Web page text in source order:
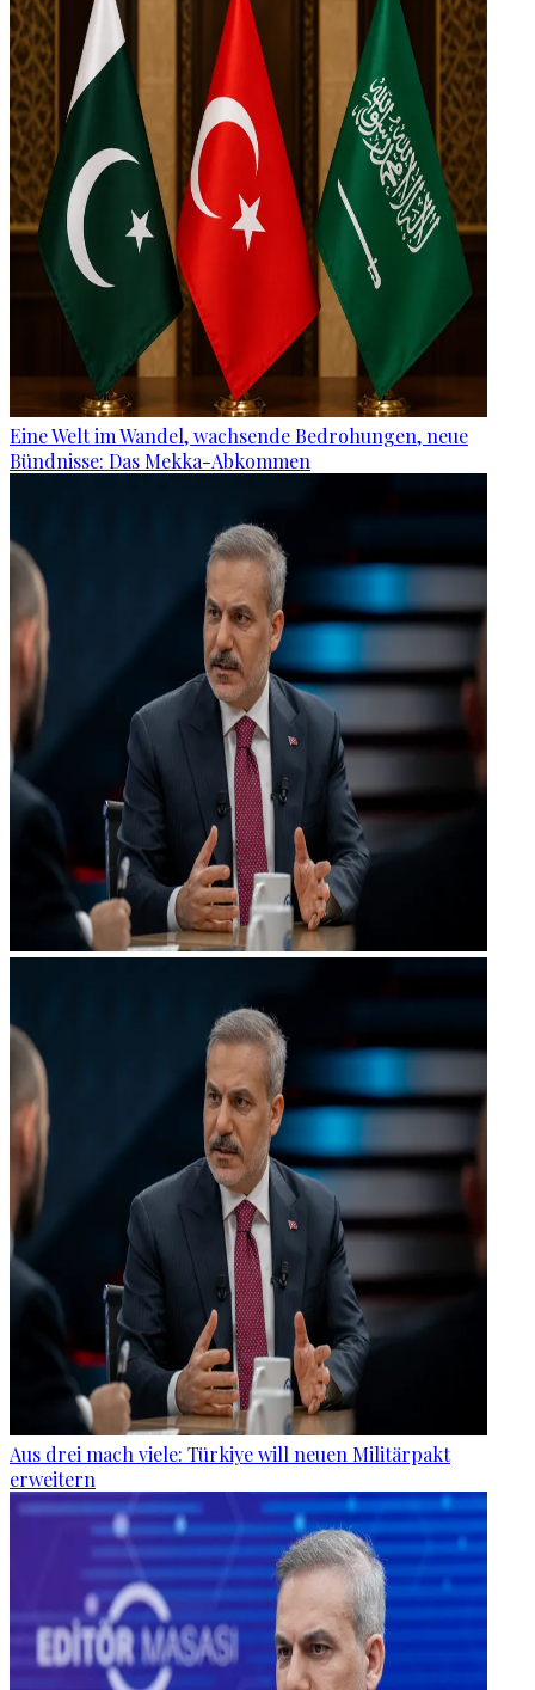
Eine Welt im Wandel, wachsende Bedrohungen, neue
Bündnisse: Das Mekka-Abkommen
Aus drei mach viele: Türkiye will neuen Militärpakt
erweitern